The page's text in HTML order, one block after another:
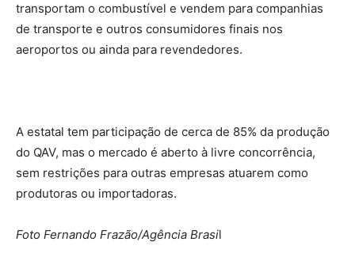
transportam o combustível e vendem para companhias
de transporte e outros consumidores finais nos
aeroportos ou ainda para revendedores.
A estatal tem participação de cerca de 85% da produção
do QAV, mas o mercado é aberto à livre concorrência,
sem restrições para outras empresas atuarem como
produtoras ou importadoras.
Foto Fernando Frazão/Agência Brasil